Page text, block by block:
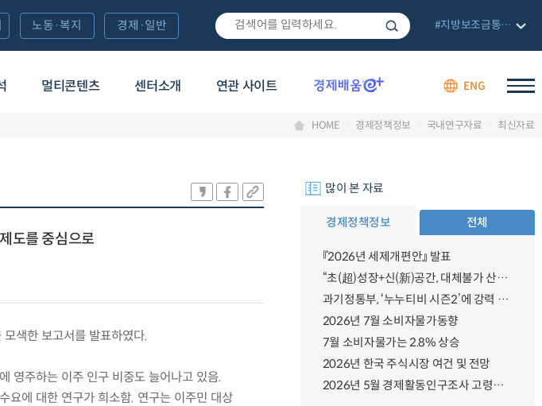
멀티콘텐츠 센터소개 연관 사이트 ENG
노동·복지 경제·일반 #지방보조금통합관리망
HOME 경제정책정보 국내연구자료 최신자료
도를 중심으로
색한 보고서를 발표하였다.
영주하는 이주 인구 비중도 늘어나고 있음.
요에 대한 연구가 희소함. 연구는 이주민 대상
많이 본 자료
경제정책정보 전체
『2026년 세제개편안』 발표
“초(超)성장+신(新)공간, 대체불가 산업강국”
과기정통부, ‘누누티비 시즌2’에 강력 대응 의지 밝혀
2026년 7월 소비자물가동향
7월 소비자물가는 2.8% 상승
2026년 한국 주식시장 여건 및 전망
2026년 5월 경제활동인구조사 고령층 부가조사 결과